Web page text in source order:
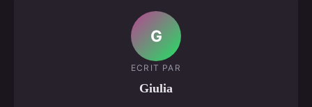
G
ECRIT PAR
Giulia